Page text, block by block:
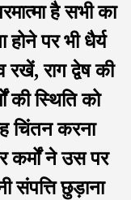
है सभी का
पर भी धैर्य
राग द्वेष की
की स्थिति को
चिंतन करना
कर्मों ने उस पर
संपत्ति छुड़ाना